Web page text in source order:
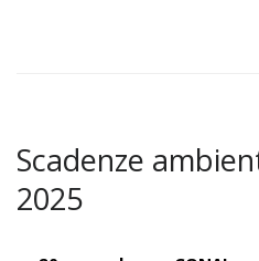
Scadenze
2025